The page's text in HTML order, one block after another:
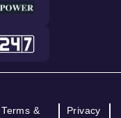
Terms & Privacy